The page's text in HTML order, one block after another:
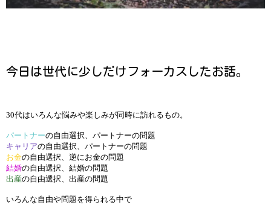
今日は世代に少しだけフォーカスしたお話。
30代はいろんな悩みや楽しみが同時に訪れるもの。
パートナーの自由選択、パートナーの問題
キャリアの自由選択、パートナーの問題
お金の自由選択、逆にお金の問題
結婚の自由選択、結婚の問題
出産の自由選択、出産の問題
いろんな自由や問題を得られる中で